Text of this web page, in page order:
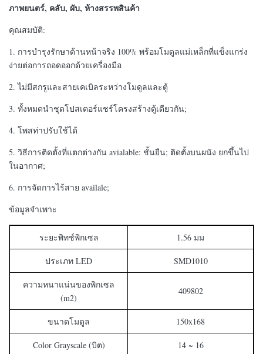
ภาพยนตร์, คลับ, ผับ, ห้างสรรพสินค้า
คุณสมบัติ:
1. การบำรุงรักษาด้านหน้าจริง 100% พร้อมโมดูลแม่เหล็กที่แข็งแกร่ง
ง่ายต่อการถอดออกด้วยเครื่องมือ
2. ไม่มีสกรูและสายเคเบิลระหว่างโมดูลและตู้
3. ทั้งหมดนำชุดโปสเตอร์แชร์โครงสร้างตู้เดียวกัน;
4. โพสท่าปรับใช้ได้
5. วิธีการติดตั้งที่แตกต่างกัน avialable: ชั้นยืน; ติดตั้งบนผนัง ยกขึ้นไป
ในอากาศ;
6. การจัดการไร้สาย availale;
ข้อมูลจำเพาะ
ระยะพิทช์พิกเซล 1.56 มม
ประเภท LED SMD1010
ความหนาแน่นของพิกเซล
(m2)
409802
ขนาดโมดูล 150x168
Color Grayscale (บิต) 14 ~ 16